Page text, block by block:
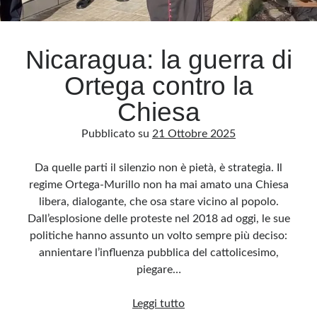
Archivio
Archivi
Questo blog non rappresenta una testata giornalistica, in quanto viene aggiornato
senza alcuna periodicità. Non può pertanto considerarsi un prodotto editoriale ai
sensi della legge n· 62 del 7.03.2001. L’autore non è responsabile di quanto
pubblicato dai lettori nei commenti ai vari post. Saranno comunque cancellati quelli
ritenuti offensivi o lesivi dell’immagine o dell’onorabilità di terzi, di genere spam,
razzisti o che contengano dati personali non conformi al rispetto delle norme sulla
privacy. Alcune immagini inserite in questo blog sono tratte da Internet e, pertanto,
considerate di pubblico dominio. Qualora la loro pubblicazione violasse eventuali
diritti d’autore, vi invito a comunicarlo via e-mail a info[at]dinovalle.it e saranno
Nicaragua: la guerra di
Ortega contro la
Chiesa
Pubblicato su 21 Ottobre 2025
Da quelle parti il silenzio non è pietà, è strategia. Il
regime Ortega-Murillo non ha mai amato una Chiesa
libera, dialogante, che osa stare vicino al popolo.
Dall’esplosione delle proteste nel 2018 ad oggi, le sue
politiche hanno assunto un volto sempre più deciso:
annientare l’influenza pubblica del cattolicesimo,
piegare…
Leggi tuttoNicaragua: